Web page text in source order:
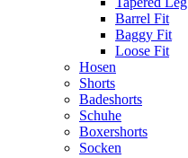
Barrel Fit
Baggy Fit
Loose Fit
Hosen
Shorts
Badeshorts
Schuhe
Boxershorts
Socken